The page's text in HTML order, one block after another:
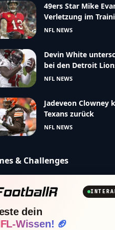
49ers Star Mike
Verletzung im
NFL NEWS
Devin White
bei den Detroit
NFL NEWS
Jadeveon Clowney
Texans zurück
NFL NEWS
& Challenges
dein
Wissen! 🏈